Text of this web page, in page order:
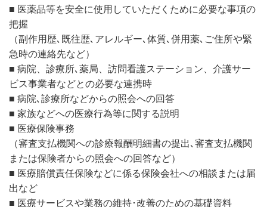
■ 医薬品等を安全に使用していただくために必要な事項の
把握
（副作用歴､既往歴､アレルギー､体質､併用薬､ご住所や緊
急時の連絡先など）
■ 病院、診療所､薬局、訪問看護ステーション、介護サー
ビス事業者などとの必要な連携時
■ 病院､診療所などからの照会への回答
■ 家族などへの医療行為等に関する説明
■ 医療保険事務
（審査支払機関への診療報酬明細書の提出､審査支払機関
または保険者からの照会への回答など）
■ 医療賠償責任保険などに係る保険会社への相談または届
出など
■ 医療サービスや業務の維持･改善のための基礎資料